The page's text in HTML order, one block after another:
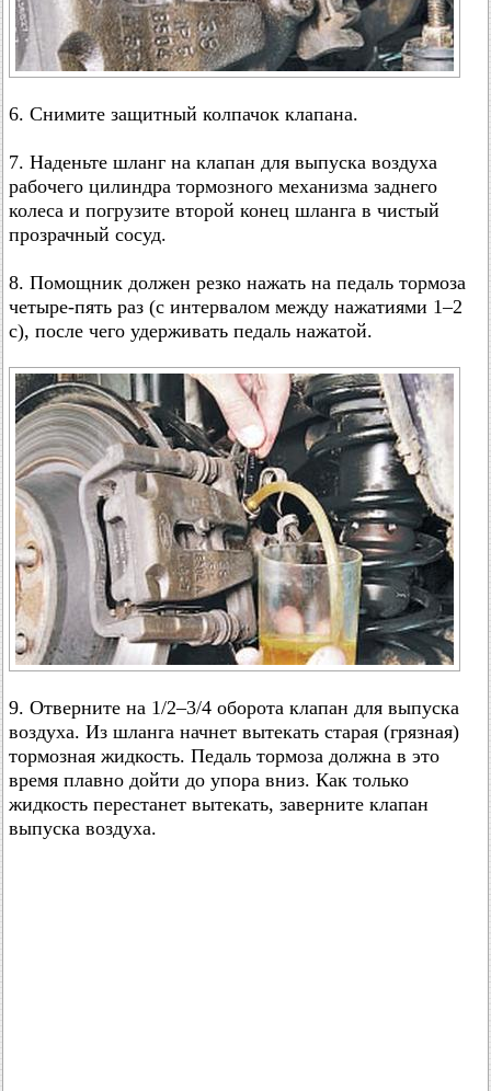
6. Снимите защитный колпачок клапана.
7. Наденьте шланг на клапан для выпуска воздуха
рабочего цилиндра тормозного механизма заднего
колеса и погрузите второй конец шланга в чистый
прозрачный сосуд.
8. Помощник должен резко нажать на педаль тормоза
четыре-пять раз (с интервалом между нажатиями 1–2
с), после чего удерживать педаль нажатой.
9. Отверните на 1/2–3/4 оборота клапан для выпуска
воздуха. Из шланга начнет вытекать старая (грязная)
тормозная жидкость. Педаль тормоза должна в это
время плавно дойти до упора вниз. Как только
жидкость перестанет вытекать, заверните клапан
выпуска воздуха.